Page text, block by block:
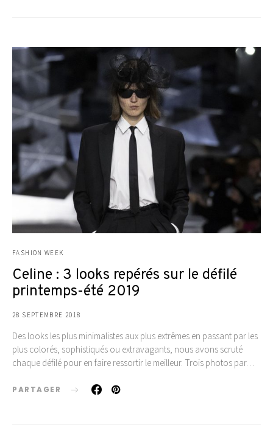
FASHION WEEK
Celine : 3 looks repérés sur le défilé
printemps-été 2019
28 SEPTEMBRE 2018
Des looks les plus minimalistes aux plus extrêmes en passant par les
plus colorés, sophistiqués ou extravagants, nous avons scruté
chaque défilé pour en faire ressortir le meilleur. Trois photos par…
PARTAGER